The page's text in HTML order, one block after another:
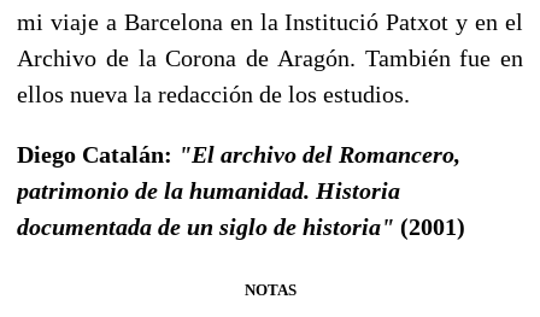
mi viaje a Barcelona en la Institució Patxot y en el
Archivo de la Corona de Aragón. Tam­bién fue en
ellos nueva la redacción de los estudios.
Diego Catalán: "El archivo del Romancero,
patrimonio de la humanidad. Historia
documentada de un siglo de historia" (2001)
NOTAS